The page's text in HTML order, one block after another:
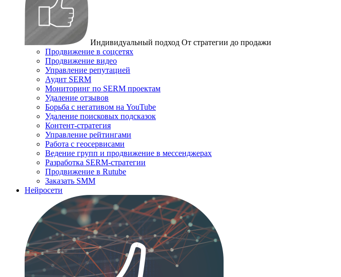
Индивидуальный подход От стратегии до продажи
Продвижение в соцсетях
Продвижение видео
Управление репутацией
Аудит SERM
Мониторинг по SERM проектам
Удаление отзывов
Борьба с негативом на YouTube
Удаление поисковых подсказок
Контент-стратегия
Управление рейтингами
Работа с геосервисами
Ведение групп и продвижение в мессенджерах
Разработка SERM-стратегии
Продвижение в Rutube
Заказать SMM
Нейросети